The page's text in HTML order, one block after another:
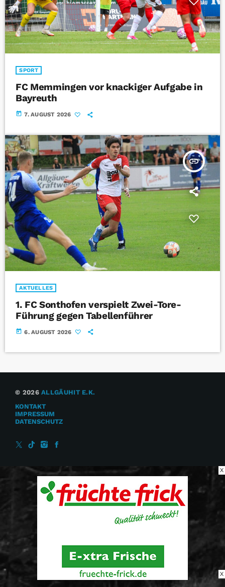
SPORT
FC Memmingen vor knackiger Aufgabe in
Bayreuth
today 7. AUGUST 2026
insert_link
AKTUELLES
1. FC Sonthofen verspielt Zwei-Tore-
Führung gegen Tabellenführer
today 6. AUGUST 2026
© 2026ALLGÄUHIT E.K.
KONTAKT
IMPRESSUM
DATENSCHUTZ
X
X